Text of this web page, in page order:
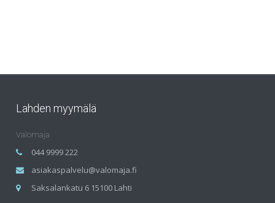
Lahden myymälä
Valomaja
044 9999 222
asiakaspalvelu@valomaja.fi
Saksalankatu 6 15100 Lahti